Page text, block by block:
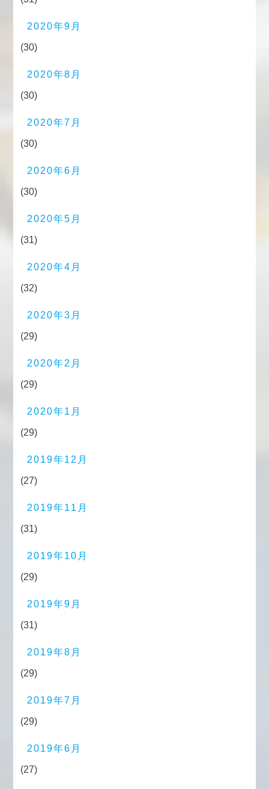
2020年9月
(30)
2020年8月
(30)
2020年7月
(30)
2020年6月
(30)
2020年5月
(31)
2020年4月
(32)
2020年3月
(29)
2020年2月
(29)
2020年1月
(29)
2019年12月
(27)
2019年11月
(31)
2019年10月
(29)
2019年9月
(31)
2019年8月
(29)
2019年7月
(29)
2019年6月
(27)